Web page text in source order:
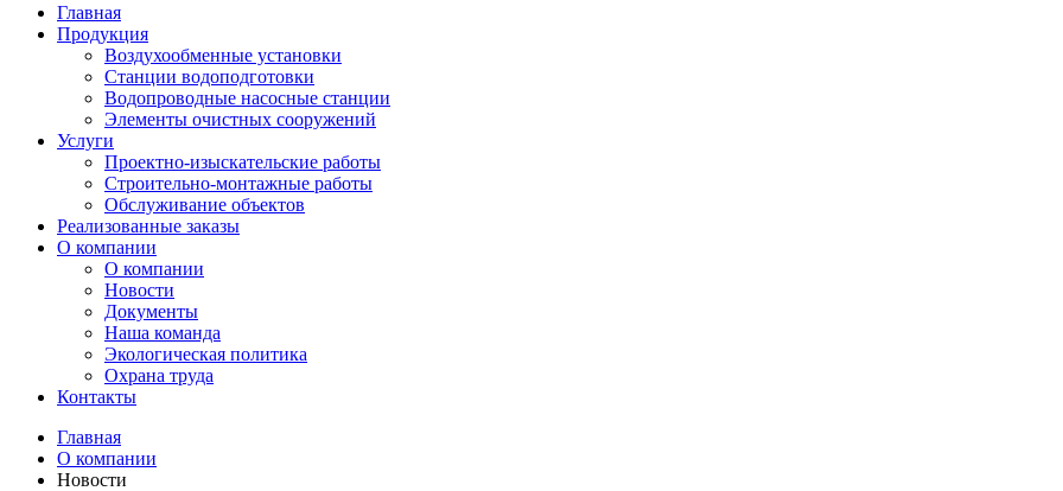
Главная
Продукция
Воздухообменные установки
Станции водоподготовки
Водопроводные насосные станции
Элементы очистных сооружений
Услуги
Проектно-изыскательские работы
Строительно-монтажные работы
Обслуживание объектов
Реализованные заказы
О компании
О компании
Новости
Документы
Наша команда
Экологическая политика
Охрана труда
Контакты
Главная
О компании
Новости